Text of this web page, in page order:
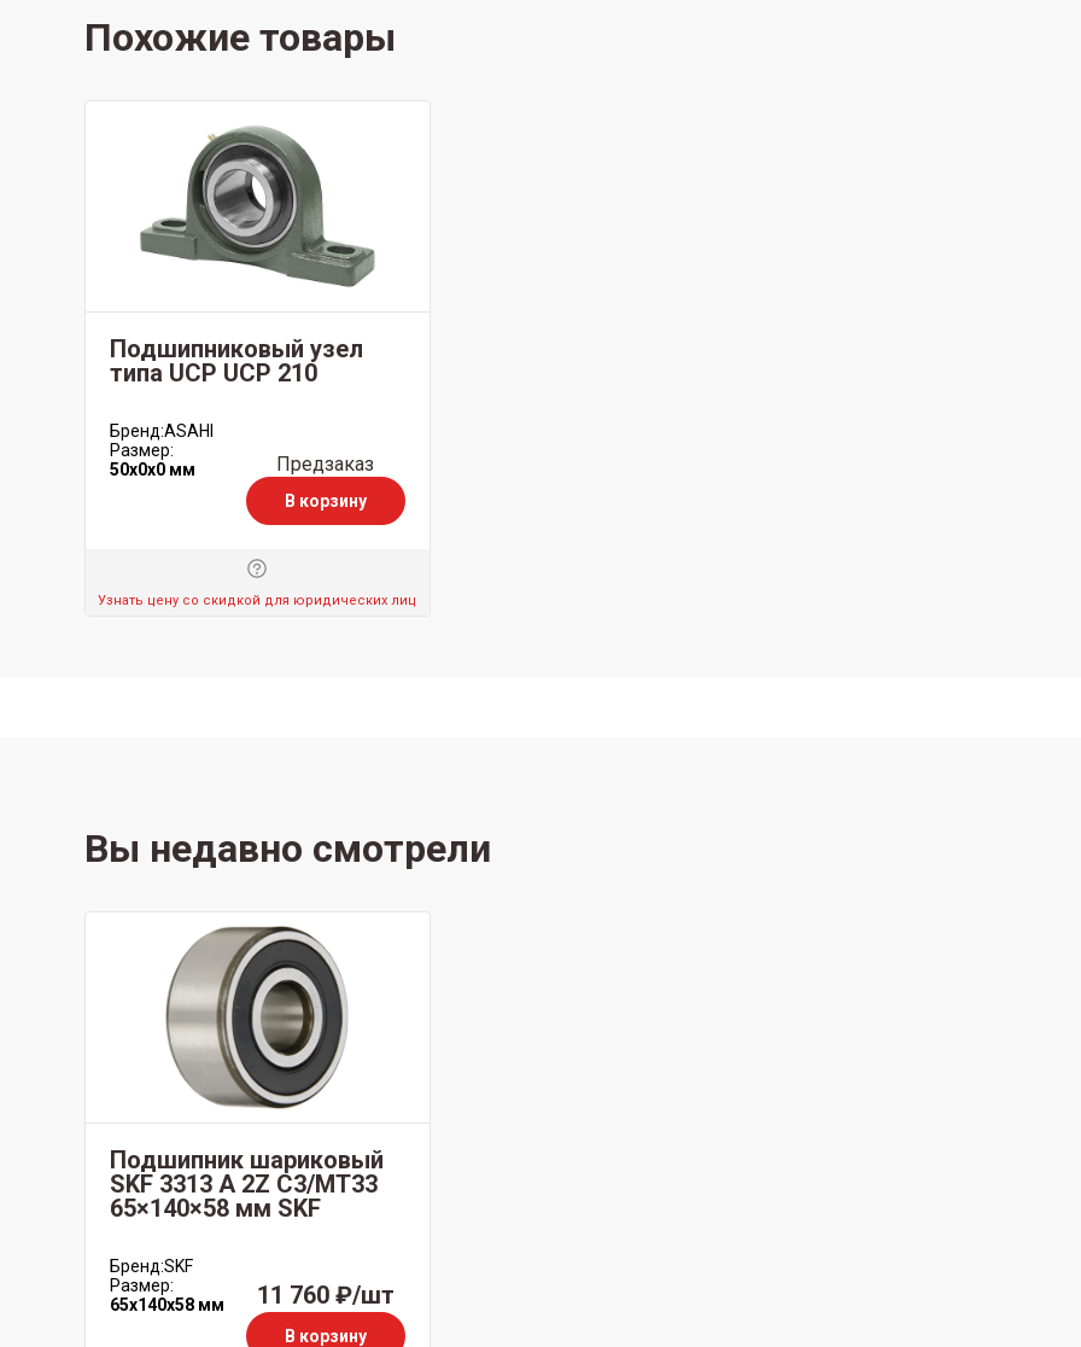
Похожие товары
Подшипниковый узел
типа UCP UCP 210
Бренд:ASAHI
Размер:
50x0x0 мм
Предзаказ
В корзину
Узнать цену со скидкой для юридических лиц
Вы недавно смотрели
Подшипник шариковый
SKF 3313 А 2Z C3/MT33
65×140×58 мм SKF
Бренд:SKF
Размер:
65x140x58 мм
11 760 ₽/шт
В корзину